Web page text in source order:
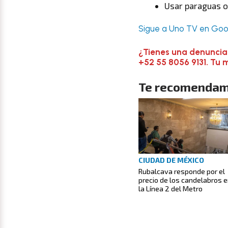
Usar paraguas
Sigue a Uno TV en
¿Tienes una
+52 55 8056 9131.
Te
CIUDAD DE MÉXICO
Rubalcava responde por el
precio de los candelabros
la Línea 2 del Metro